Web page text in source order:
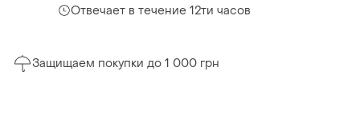
Отвечает в течение 12ти часов
Защищаем покупки до 1 000 грн